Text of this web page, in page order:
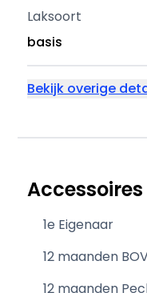
Laksoort
basis
Bekijk overige
Accessoires
1e Eigenaar
12 maanden
12 maanden